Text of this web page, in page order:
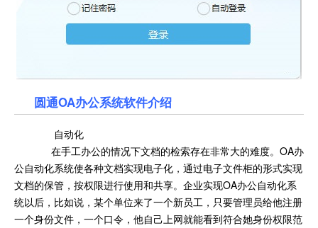
圆通OA办公系统软件介绍
自动化
在手工办公的情况下文档的检索存在非常大的难度。OA办
公自动化系统使各种文档实现电子化，通过电子文件柜的形式实现
文档的保管，按权限进行使用和共享。企业实现OA办公自动化系
统以后，比如说，某个单位来了一个新员工，只要管理员给他注册
一个身份文件，一个口令，他自己上网就能看到符合她身份权限范